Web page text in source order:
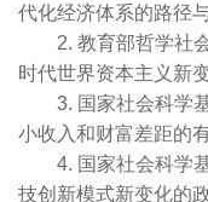
代化经济体系的路径
2. 教育部哲学社
时代世界资本主义新
3. 国家社会科学
小收入和财富差距的
4. 国家社会科学
技创新模式新变化的